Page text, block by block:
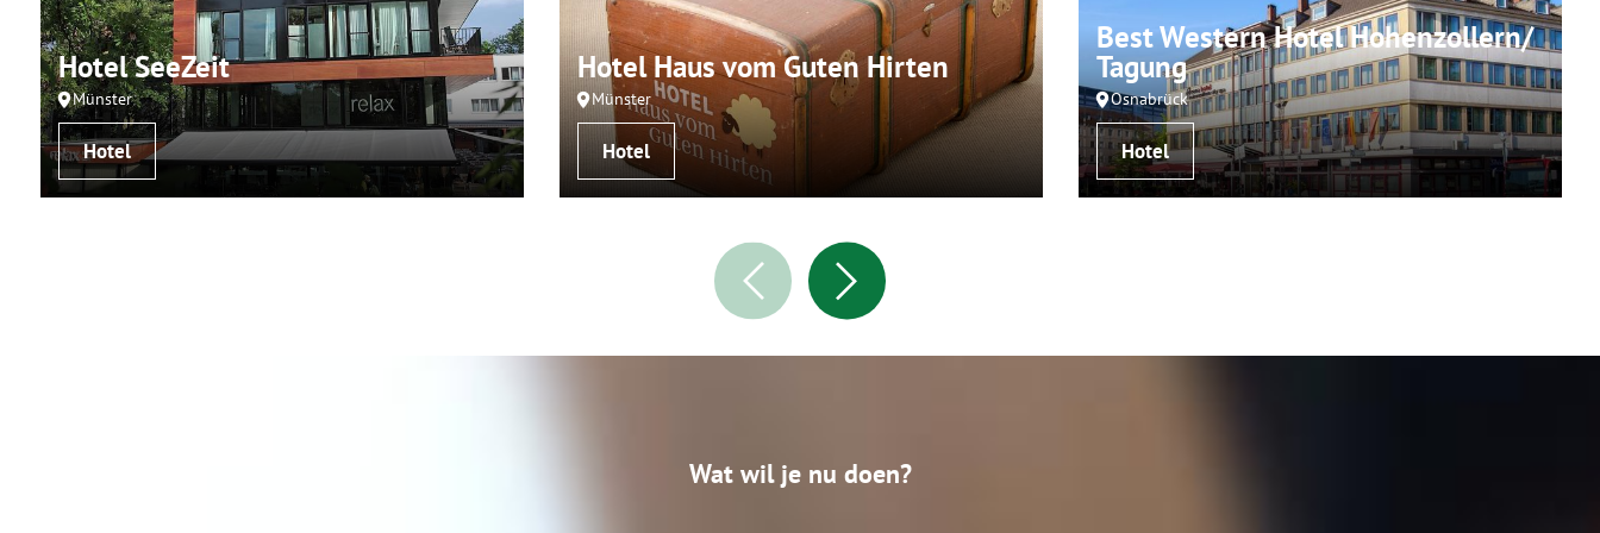
Hotel SeeZeit
Münster
Hotel
Hotel Haus vom Guten Hirten
Münster
Hotel
Best Western Hotel Hohenzollern/
Tagung
Osnabrück
Hotel
Wat wil je nu doen?